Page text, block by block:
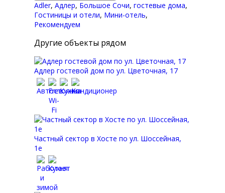
Adler, Адлер, Большое Сочи, гостевые дома,
Гостиницы и отели, Мини-отель,
Рекомендуем
Другие объекты рядом
Адлер гостевой дом по ул. Цветочная, 17
Частный сектор в Хосте по ул. Шоссейная,
1е